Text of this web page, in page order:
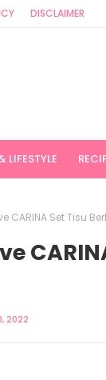
DISCLAIMER
LIFESTYLE
CARINA Set Tisu
2022